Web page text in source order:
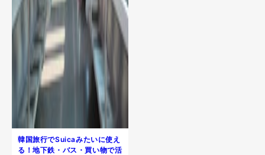
韓国旅行でSuicaみたいに使え
る！地下鉄・バス・買い物で活